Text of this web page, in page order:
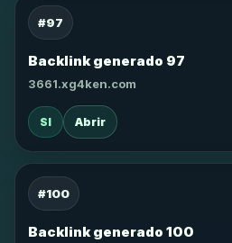
#97
Backlink generado 97
3661.xg4ken.com
SI Abrir
#100
Backlink generado 100